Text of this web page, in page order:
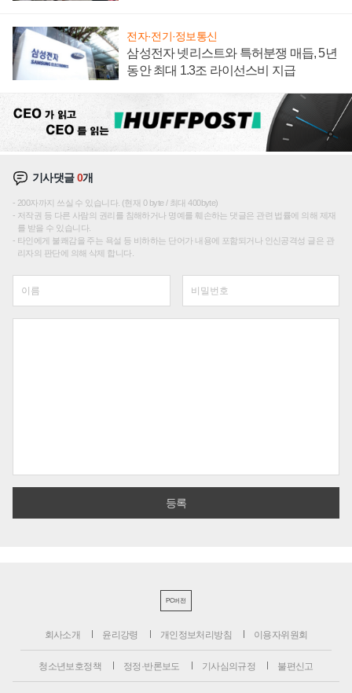
전자·전기·정보통신
삼성전자 넷리스트와 특허분쟁 매듭, 5년
동안 최대 1.3조 라이선스비 지급
기사댓글0개
200자까지 쓰실 수 있습니다. (현재 0 byte / 최대 400byte)
저작권 등 다른 사람의 권리를 침해하거나 명예를 훼손하는 댓글은 관련 법률에 의해 제재
를 받을 수 있습니다.
타인에게 불쾌감을 주는 욕설 등 비하하는 단어가 내용에 포함되거나 인신공격성 글은 관
리자의 판단에 의해 삭제 합니다.
PC버전
회사소개 윤리강령 개인정보처리방침 이용자위원회
청소년보호정책 정정·반론보도 기사심의규정 불편신고